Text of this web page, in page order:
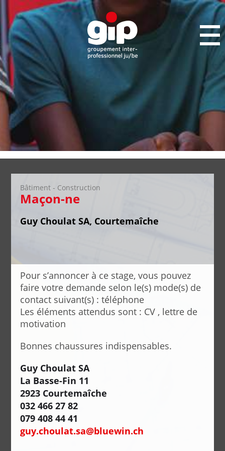
Bâtiment - Construction
Maçon-ne
Guy Choulat SA, Courtemaîche
Pour s’annoncer à ce stage, vous pouvez
faire votre demande selon le(s) mode(s) de
contact suivant(s) : téléphone
Les éléments attendus sont : CV , lettre de
motivation
Bonnes chaussures indispensables.
Guy Choulat SA
La Basse-Fin 11
2923 Courtemaîche
032 466 27 82
079 408 44 41
guy.choulat.sa@bluewin.ch